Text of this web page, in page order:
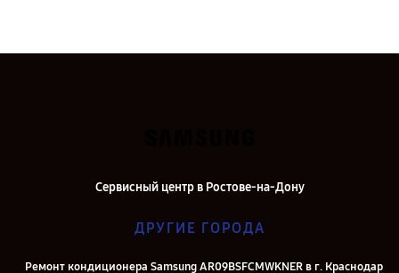
Сервисный центр в Ростове-на-Дону
ДРУГИЕ ГОРОДА
Ремонт кондиционера Samsung AR09BSFCMWKNER в г. Краснодар